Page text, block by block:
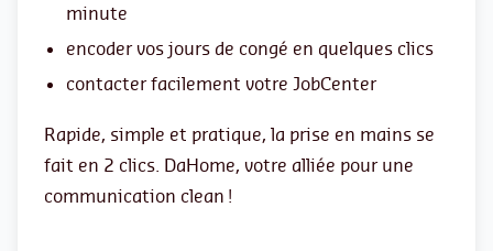
minute
encoder vos jours de congé en quelques clics
contacter facilement votre JobCenter
Rapide, simple et pratique, la prise en mains se
fait en 2 clics. DaHome, votre alliée pour une
communication clean !